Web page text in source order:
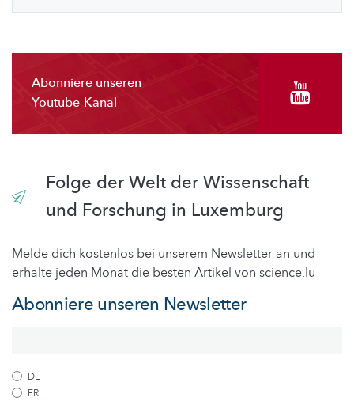
Abonniere unseren
Youtube-Kanal
Folge der Welt der Wissenschaft
und Forschung in Luxemburg
Melde dich kostenlos bei unserem Newsletter an und
erhalte jeden Monat die besten Artikel von science.lu
Abonniere unseren Newsletter
DE
FR